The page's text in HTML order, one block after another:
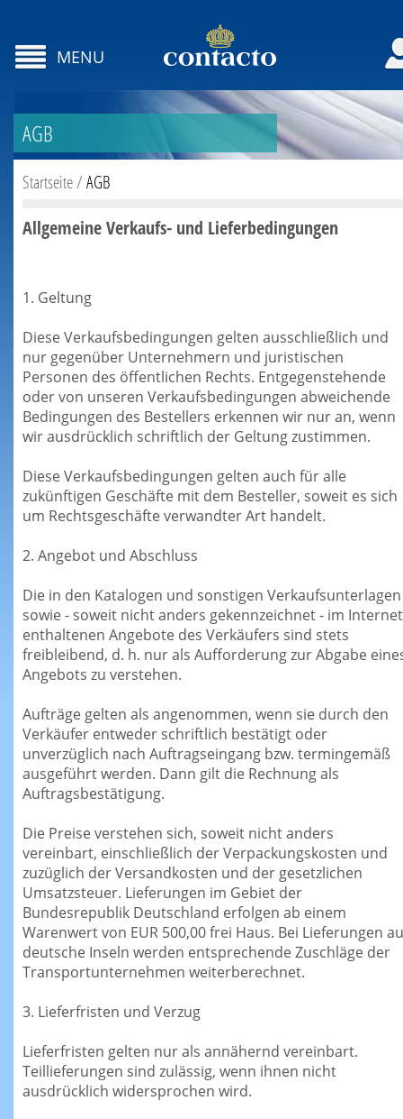
MENU
AGB
Startseite/AGB
Allgemeine Verkaufs- und Lieferbedingungen
1. Geltung
Diese Verkaufsbedingungen gelten ausschließlich und
nur gegenüber Unternehmern und juristischen
Personen des öffentlichen Rechts. Entgegenstehende
oder von unseren Verkaufsbedingungen abweichende
Bedingungen des Bestellers erkennen wir nur an, wenn
wir ausdrücklich schriftlich der Geltung zustimmen.
Diese Verkaufsbedingungen gelten auch für alle
zukünftigen Geschäfte mit dem Besteller, soweit es sich
um Rechtsgeschäfte verwandter Art handelt.
2. Angebot und Abschluss
Die in den Katalogen und sonstigen Verkaufsunterlagen
sowie - soweit nicht anders gekennzeichnet - im Internet
enthaltenen Angebote des Verkäufers sind stets
freibleibend, d. h. nur als Aufforderung zur Abgabe
Angebots zu verstehen.
Aufträge gelten als angenommen, wenn sie durch den
Verkäufer entweder schriftlich bestätigt oder
unverzüglich nach Auftragseingang bzw. termingemäß
ausgeführt werden. Dann gilt die Rechnung als
Auftragsbestätigung.
Die Preise verstehen sich, soweit nicht anders
vereinbart, einschließlich der Verpackungskosten und
zuzüglich der Versandkosten und der gesetzlichen
Umsatzsteuer. Lieferungen im Gebiet der
Bundesrepublik Deutschland erfolgen ab einem
Warenwert von EUR 500,00 frei Haus. Bei Lieferungen
deutsche Inseln werden entsprechende Zuschläge der
Transportunternehmen weiterberechnet.
3. Lieferfristen und Verzug
Lieferfristen gelten nur als annähernd vereinbart.
Teillieferungen sind zulässig, wenn ihnen nicht
ausdrücklich widersprochen wird.